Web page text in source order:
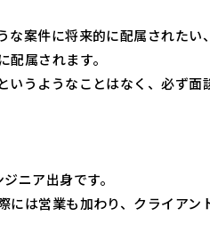
な案件に将来的に配属された
属されます。
いうようなことはなく、必ず
ニア出身です。
には営業も加わり、クライア